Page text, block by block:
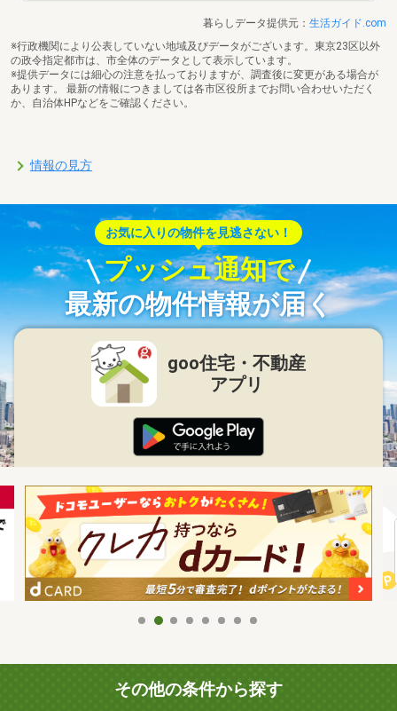
暮らしデータ提供元： 生活ガイド.com
※行政機関により公表していない地域及びデータがございます。東京23区以外
の政令指定都市は、市全体のデータとして表示しています。
※提供データには細心の注意を払っておりますが、調査後に変更がある場合が
あります。 最新の情報につきましては各市区役所までお問い合わせいただく
か、自治体HPなどをご確認ください。
情報の見方
お気に入りの物件を見逃さない！
プッシュ通知で
最新の物件情報が届く
goo住宅・不動産
アプリ
その他の条件から探す